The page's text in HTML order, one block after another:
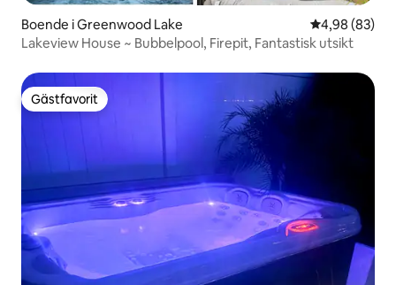
Boende i Greenwood Lake 4,98 av 5 i
4,98 (83)
Lakeview House ~ Bubbelpool, Firepit, Fantastisk utsikt
Gästfavorit
Gästfavorit